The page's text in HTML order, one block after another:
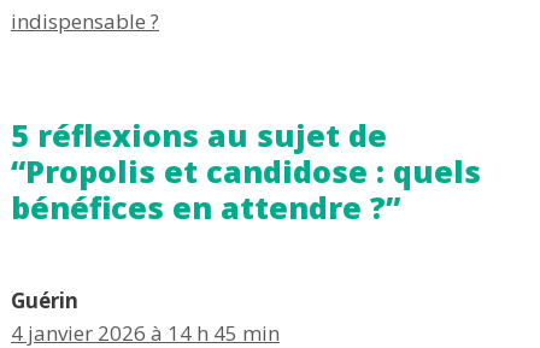
indispensable ?
5 réflexions au sujet de
“Propolis et candidose : quels
bénéfices en attendre ?”
Guérin
4 janvier 2026 à 14 h 45 min